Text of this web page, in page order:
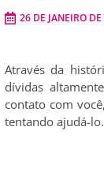
26 DE JANEIRO
Através da
dívidas
contato com
tentando ajudá-